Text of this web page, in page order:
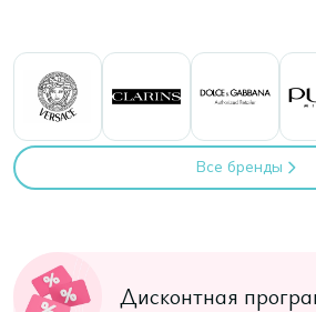
Все бренды
Дисконтная